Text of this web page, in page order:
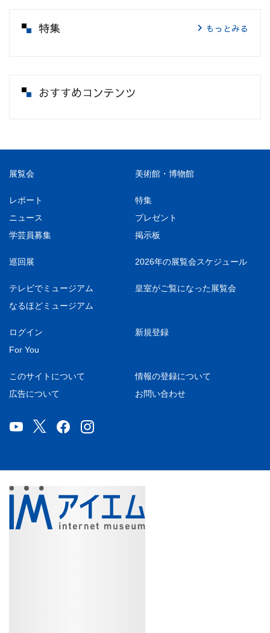
特集 もっとみる
おすすめコンテンツ
展覧会 美術館・博物館
レポート
特集
ニュース
プレゼント
学芸員募集
掲示板
巡回展 2026年の展覧会スケジュール
テレビでミュージアム
皇室がご覧になった展覧会
なるほどミュージアム
ログイン
新規登録
For You
このサイトについて
情報の登録について
広告について
お問い合わせ